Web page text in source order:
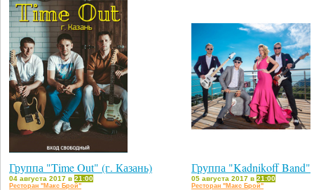
Группа "Time Out" (г. Казань)
04 августа 2017 в 21:00
Ресторан "Макс Брой"
Группа "Kadnikoff Band"
05 августа 2017 в 21:00
Ресторан "Макс Брой"